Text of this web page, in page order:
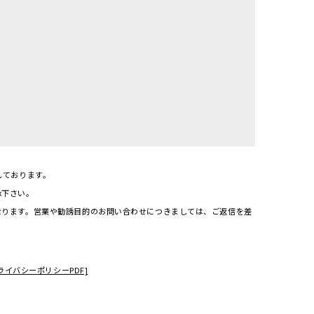
おります。
さい。
ます。営業や勧誘目的のお問い合わせにつきましては、ご返信を差
イバシーポリシーPDF]